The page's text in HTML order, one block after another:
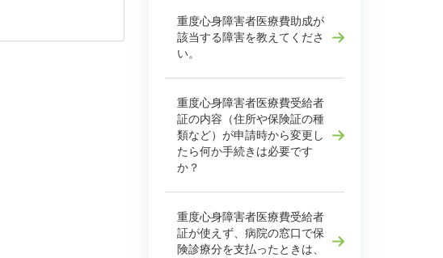
重度心身障害者医療費助成が
該当する障害を教えてくださ
い。
重度心身障害者医療費受給者
証の内容（住所や保険証の種
類など）が申請時から変更し
たら何か手続きは必要です
か？
重度心身障害者医療費受給者
証が使えず、病院の窓口で保
険診療分を支払ったときは、